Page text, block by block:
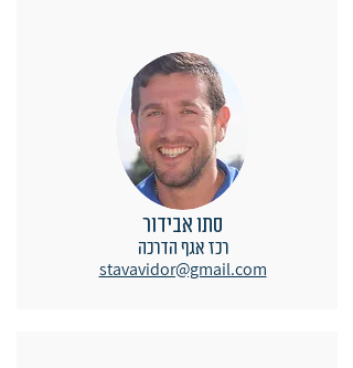
stavavidor@gmail.com
רכז אגף הדרכה
סתו אבידור